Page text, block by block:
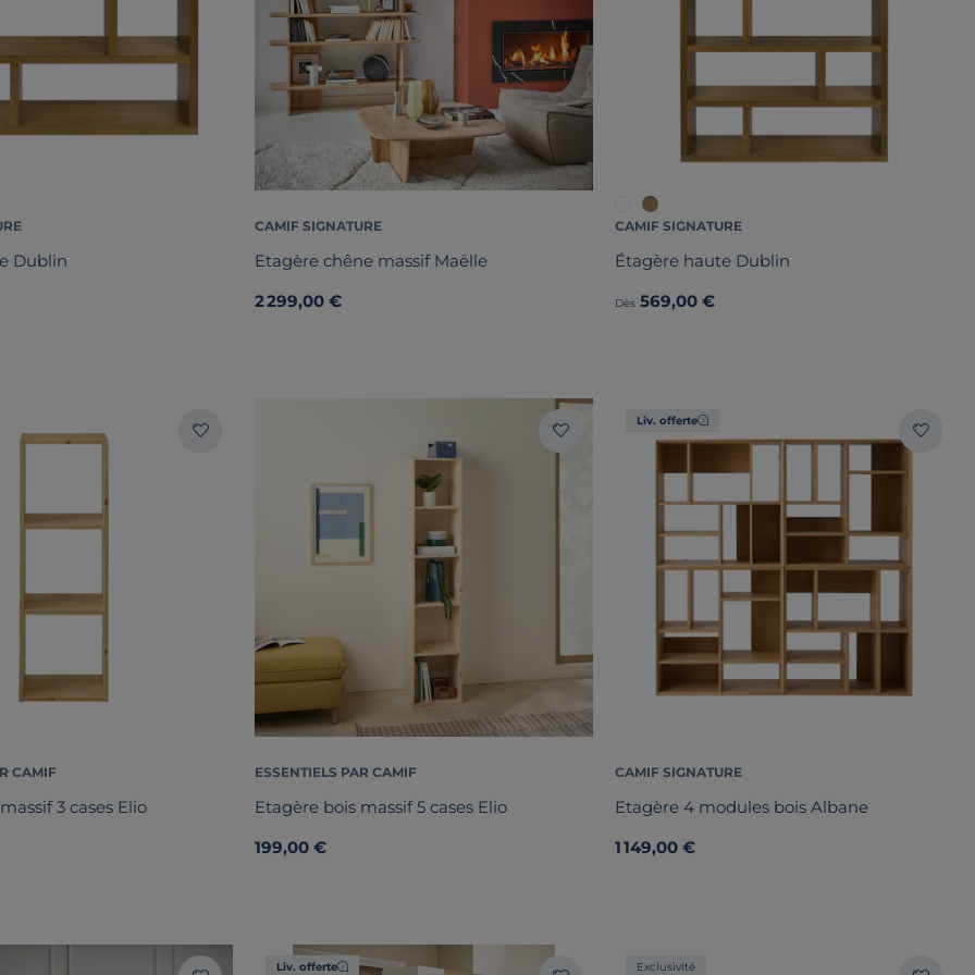
Dublin
CAMIF SIGNATURE
Etagère chêne massif Maëlle
2 299,00 €
CAMIF SIGNATURE
Étagère haute Dublin
Dès 569,00 €
CAMIF
3 cases Elio
ESSENTIELS PAR CAMIF
Etagère bois massif 5 cases Elio
199,00 €
Liv. offerte
CAMIF SIGNATURE
Etagère 4 modules bois Albane
1 149,00 €
Liv. offerte Exclusivité